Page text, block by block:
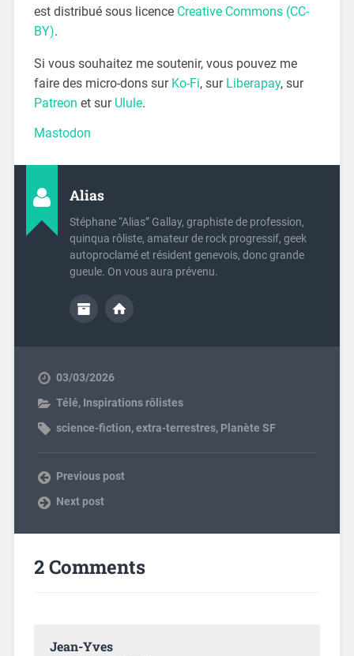
est distribué sous licence Creative Commons (CC-
BY).
Si vous souhaitez me soutenir, vous pouvez me
faire des micro-dons sur Ko-Fi, sur Liberapay, sur
Patreon et sur Ulule.
Mastodon
Alias
Stéphane “Alias” Gallay, graphiste de profession,
quinqua rôliste, amateur de rock progressif, geek
autoproclamé et résident genevois, donc grande
gueule. On vous aura prévenu.
03/03/2026
Télé, Inspirations rôlistes
science-fiction,extra-terrestres, Planète SF
Previous post
Next post
2 Comments
Jean-Yves